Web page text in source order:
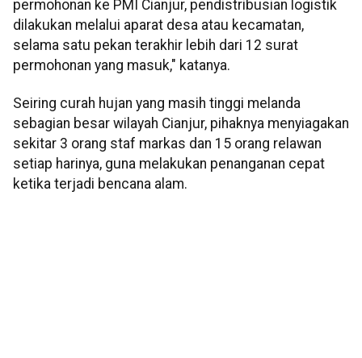
permohonan ke PMI Cianjur, pendistribusian logistik
dilakukan melalui aparat desa atau kecamatan,
selama satu pekan terakhir lebih dari 12 surat
permohonan yang masuk," katanya.
Seiring curah hujan yang masih tinggi melanda
sebagian besar wilayah Cianjur, pihaknya menyiagakan
sekitar 3 orang staf markas dan 15 orang relawan
setiap harinya, guna melakukan penanganan cepat
ketika terjadi bencana alam.